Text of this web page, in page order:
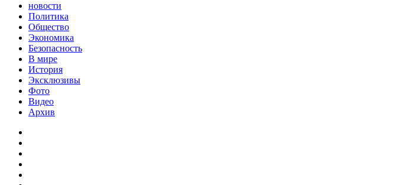
новости
Политика
Общество
Экономика
Безопасность
В мире
История
Эксклюзивы
Фото
Видео
Архив